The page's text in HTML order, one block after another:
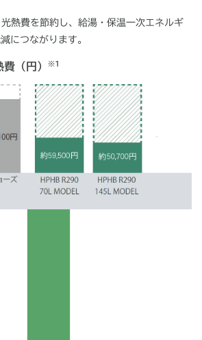
熱費を節約し、給湯・保温一次エネルギ
につながります。
（円） ※1